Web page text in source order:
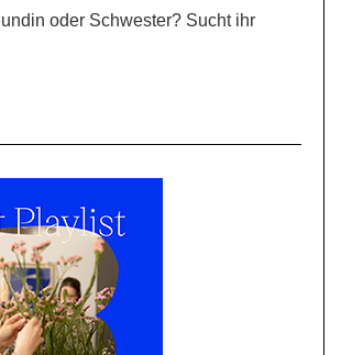
oder Schwester? Sucht ihr